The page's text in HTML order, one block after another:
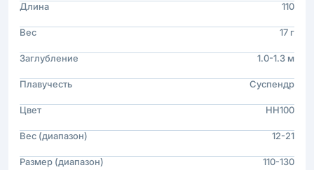
Длина 110
Вес 17 г
Заглубление 1.0-1.3 м
Плавучесть Суспендр
Цвет HH100
Вес (диапазон) 12-21
Размер (диапазон) 110-130